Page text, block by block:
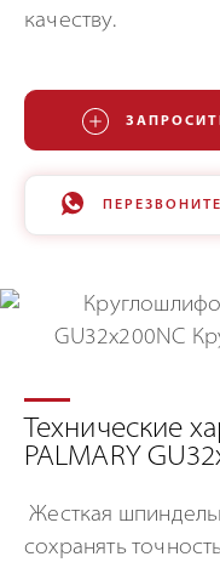
качеству.
Технические
PALMARY
Жесткая
сохранять